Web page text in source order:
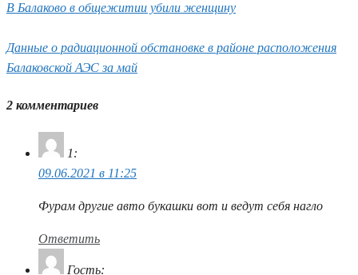
В Балаково в общежитии убили женщину
Данные о радиационной обстановке в районе расположения
Балаковской АЭС за май
2 комментариев
1:
09.06.2021 в 11:25
Фурам другие авто букашки вот и ведут себя нагло
Ответить
Гость: